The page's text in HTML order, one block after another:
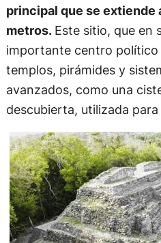
principal que se extiende
metros. Este sitio, que en
importante centro político
templos, pirámides y
avanzados, como una
descubierta, utilizada para